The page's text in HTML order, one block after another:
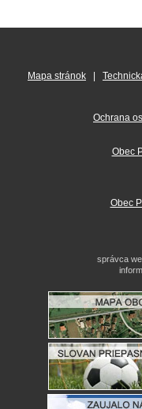
Mapa stránok
Ochrana
Obec
Obec
správca